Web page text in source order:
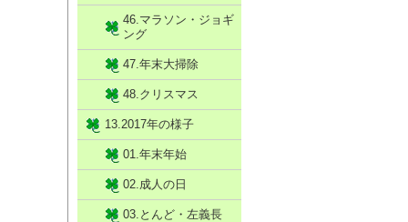
46.マラソン・ジョギ
ング
47.年末大掃除
48.クリスマス
13.2017年の様子
01.年末年始
02.成人の日
03.とんど・左義長